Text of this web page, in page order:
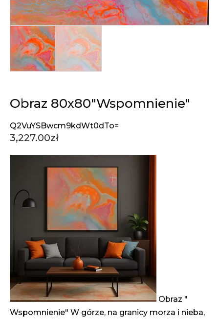
Obraz 80x80"Wspomnienie"
3,227.00zł
Obraz "
Wspomnienie" W górze, na granicy morza i nieba,